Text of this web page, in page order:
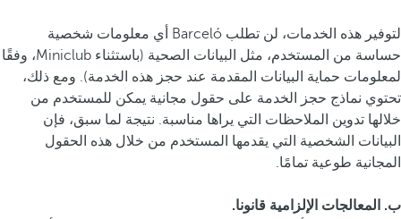
لتوفير هذه الخدمات، لن تطلب Barceló أي معلومات شخصية
حساسة من المستخدم، مثل البيانات الصحية (باستثناء Miniclub، وفقًا
لمعلومات حماية البيانات المقدمة عند حجز هذه الخدمة). ومع ذلك،
تحتوي نماذج حجز الخدمة على حقول مجانية يمكن للمستخدم من
خلالها تدوين الملاحظات التي يراها مناسبة. نتيجة لما سبق، فإن
البيانات الشخصية التي يقدمها المستخدم من خلال هذه الحقول
المجانية طوعية تمامًا.
ب. المعالجات الإلزامية قانونا.